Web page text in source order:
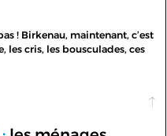
! Birkenau, maintenant, c’est
cris, les bousculades, ces